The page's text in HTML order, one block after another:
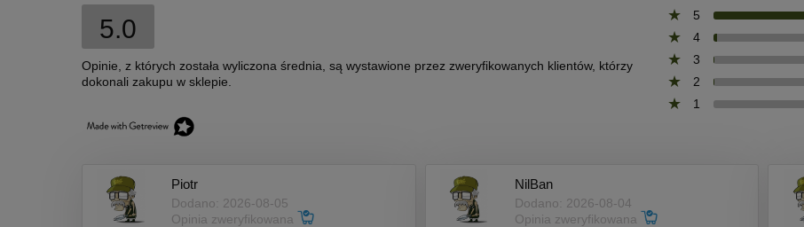
5.0
Opinie, z których została wyliczona średnia, są wystawione przez zweryfikowanych klientów, którzy
dokonali zakupu w sklepie.
5
4
3
2
1
Piotr
Dodano: 2026-08-05
Opinia zweryfikowana
NilBan
Dodano: 2026-08-04
Opinia zweryfikowana